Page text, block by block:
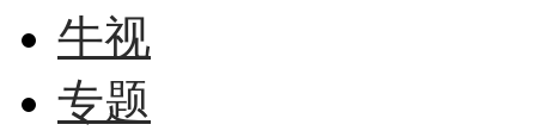
牛视
专题